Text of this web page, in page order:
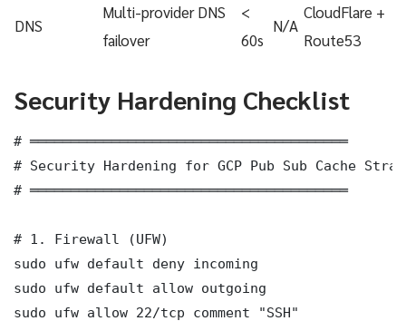
DNS
Multi-provider DNS
failover
<
60s
N/A
CloudFlare +
Route53
Security Hardening Checklist
# ═══════════════════════════════════════
# Security Hardening for GCP Pub Sub Cache
# ═══════════════════════════════════════
# 1. Firewall (UFW)
sudo ufw default deny incoming
sudo ufw default allow outgoing
sudo ufw allow 22/tcp comment "SSH"